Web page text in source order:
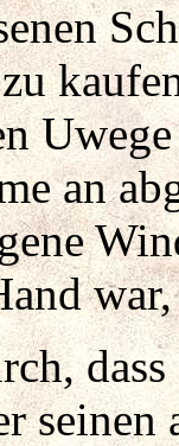
an
dass
seinen